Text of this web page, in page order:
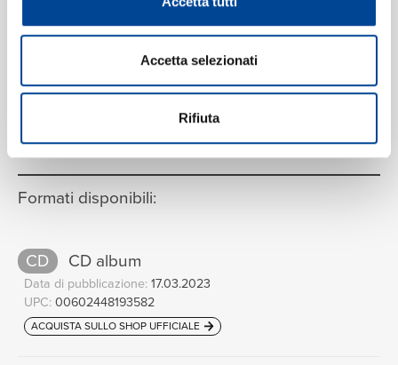
Accetta selezionati
Rifiuta
Drake, 21 Savage
Formati disponibili:
CD CD album
Data di pubblicazione: 17.03.2023
UPC: 00602448193582
ACQUISTA SULLO SHOP UFFICIALE